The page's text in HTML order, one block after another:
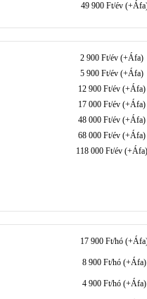
49 900 Ft/év
2 900 Ft/év (+Áfa)
5 900 Ft/év (+Áfa)
12 900 Ft/év (+Áfa)
17 000 Ft/év (+Áfa)
48 000 Ft/év (+Áfa)
68 000 Ft/év (+Áfa)
118 000 Ft/év (+Áfa)
17 900 Ft/hó
8 900 Ft/hó (+Áfa)
4 900 Ft/hó (+Áfa)